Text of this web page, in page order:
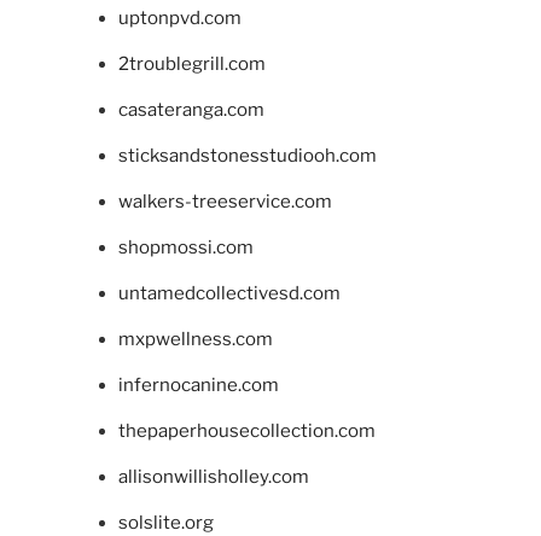
uptonpvd.com
2troublegrill.com
casateranga.com
sticksandstonesstudiooh.com
walkers-treeservice.com
shopmossi.com
untamedcollectivesd.com
mxpwellness.com
infernocanine.com
thepaperhousecollection.com
allisonwillisholley.com
solslite.org